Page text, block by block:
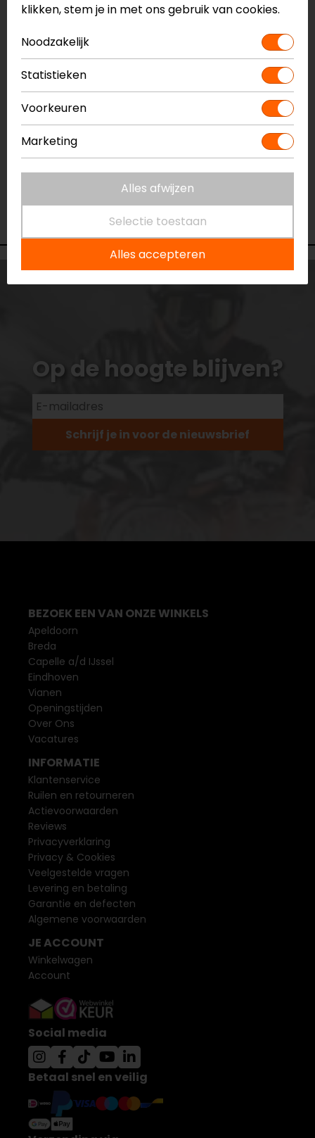
Niet op voorraad
Vestiging Breda
Niet op voorraad
Vestiging Capelle a/d IJssel
Niet op voorraad
Vestiging Eindhoven
Niet op voorraad
Op de hoogte blijven?
Schrijf je in voor de nieuwsbrief
klikken, stem je in met ons gebruik van cookies.
Noodzakelijk
Statistieken
Voorkeuren
Marketing
Alles afwijzen
Selectie toestaan
Alles accepteren
BEZOEK EEN VAN ONZE WINKELS
Apeldoorn
Breda
Capelle a/d IJssel
Eindhoven
Vianen
Openingstijden
Over Ons
Vacatures
INFORMATIE
Klantenservice
Ruilen en retourneren
Actievoorwaarden
Reviews
Privacyverklaring
Privacy & Cookies
Veelgestelde vragen
Levering en betaling
Garantie en defecten
Algemene voorwaarden
JE ACCOUNT
Winkelwagen
Account
Social media
Betaal snel en veilig